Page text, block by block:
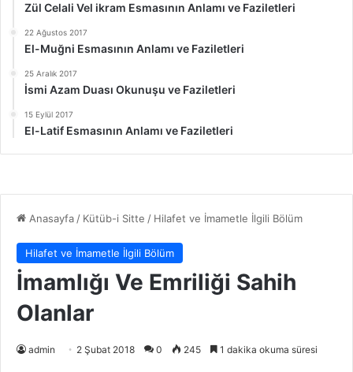
Zül Celali Vel ikram Esmasının Anlamı ve Faziletleri
22 Ağustos 2017
El-Muğni Esmasının Anlamı ve Faziletleri
25 Aralık 2017
İsmi Azam Duası Okunuşu ve Faziletleri
15 Eylül 2017
El-Latif Esmasının Anlamı ve Faziletleri